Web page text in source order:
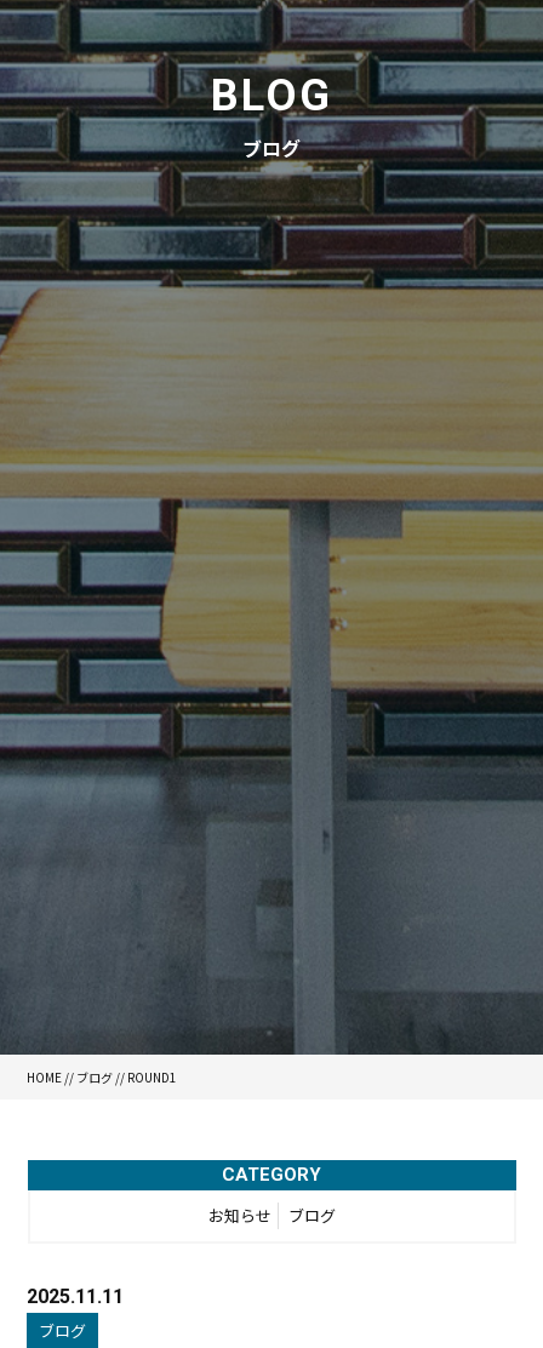
BLOG
ブログ
HOME // ブログ // ROUND1
CATEGORY
お知らせ ブログ
2025.11.11
ブログ